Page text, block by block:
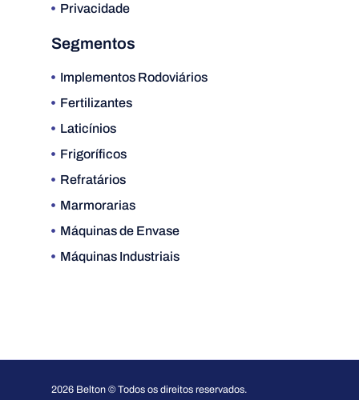
Privacidade
Segmentos
Implementos Rodoviários
Fertilizantes
Laticínios
Frigoríficos
Refratários
Marmorarias
Máquinas de Envase
Máquinas Industriais
2026 Belton © Todos os direitos reservados.